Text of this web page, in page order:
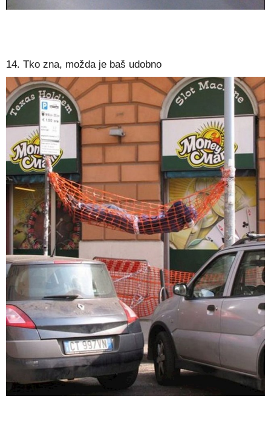
14. Tko zna, možda je baš udobno